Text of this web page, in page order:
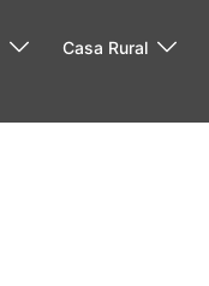
Casa Rural